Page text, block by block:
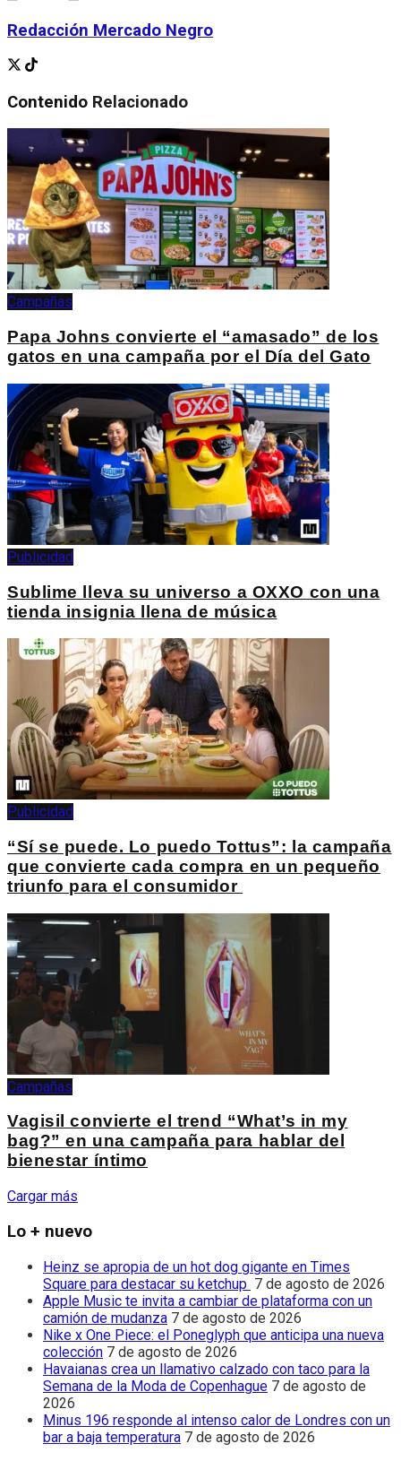
Redacción Mercado Negro
Contenido Relacionado
Campañas
Papa Johns convierte el “amasado” de los
gatos en una campaña por el Día del Gato
Publicidad
Sublime lleva su universo a OXXO con una
tienda insignia llena de música
Publicidad
“Sí se puede. Lo puedo Tottus”: la campaña
que convierte cada compra en un pequeño
triunfo para el consumidor
Campañas
Vagisil convierte el trend “What’s in my
bag?” en una campaña para hablar del
bienestar íntimo
Cargar más
Lo + nuevo
Heinz se apropia de un hot dog gigante en Times
Square para destacar su ketchup 7 de agosto de 2026
Apple Music te invita a cambiar de plataforma con un
camión de mudanza 7 de agosto de 2026
Nike x One Piece: el Poneglyph que anticipa una nueva
colección 7 de agosto de 2026
Havaianas crea un llamativo calzado con taco para la
Semana de la Moda de Copenhague 7 de agosto de
2026
Minus 196 responde al intenso calor de Londres con un
bar a baja temperatura 7 de agosto de 2026